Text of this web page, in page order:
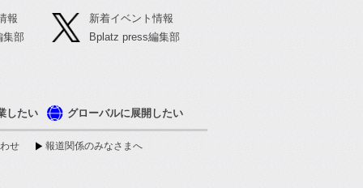
新着イベント情報
Bplatz press編集部
報
集部
したい グローバルに展開したい
せ 報道関係のみなさまへ